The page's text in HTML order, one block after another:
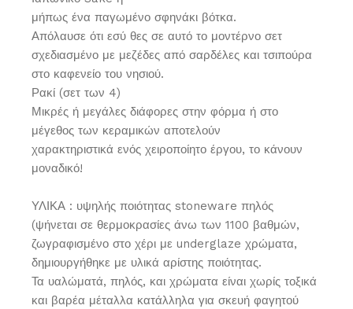
μήπως ένα παγωμένο σφηνάκι βότκα.
Απόλαυσε ότι εσύ θες σε αυτό το μοντέρνο σετ
σχεδιασμένο με μεζέδες από σαρδέλες και τσιπούρα
στο καφενείο του νησιού.
Ρακί (σετ των 4)
Μικρές ή μεγάλες διάφορες στην φόρμα ή στο
μέγεθος των κεραμικών αποτελούν
χαρακτηριστικά ενός χειροποίητο έργου, το κάνουν
μοναδικό!
ΥΛΙΚΑ : υψηλής ποιότητας stoneware πηλός
(ψήνεται σε θερμοκρασίες άνω των 1100 βαθμών,
ζωγραφισμένο στο χέρι με underglaze χρώματα,
δημιουργήθηκε με υλικά αρίστης ποιότητας.
Τα υαλώματά, πηλός, και χρώματα είναι χωρίς τοξικά
και βαρέα μέταλλα κατάλληλα για σκευή φαγητού